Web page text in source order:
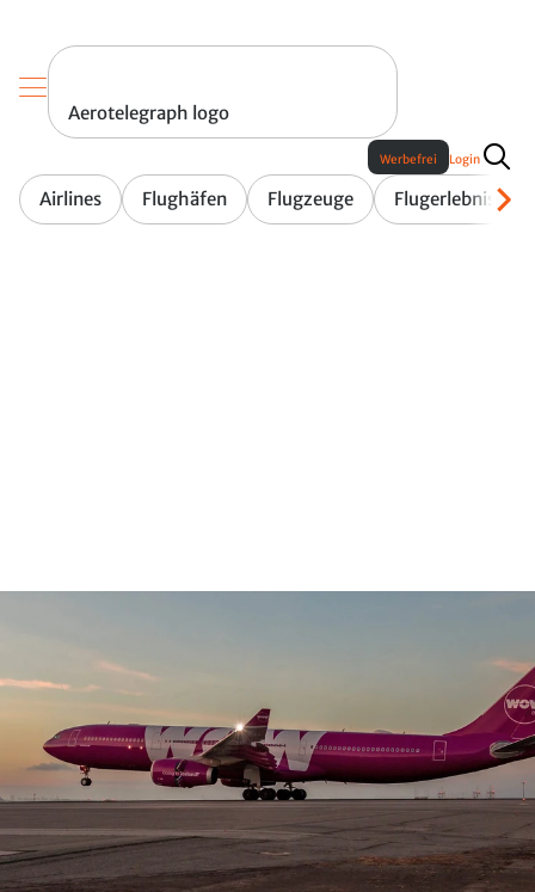
Aerotelegraph logo
Airlines Flughäfen Flugzeuge Flugerlebnis
Werbefrei Login